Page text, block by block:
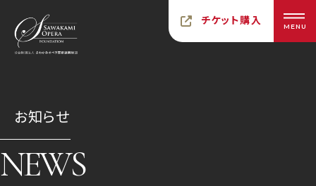
チケット購入 MENU
お知らせ
NEWS